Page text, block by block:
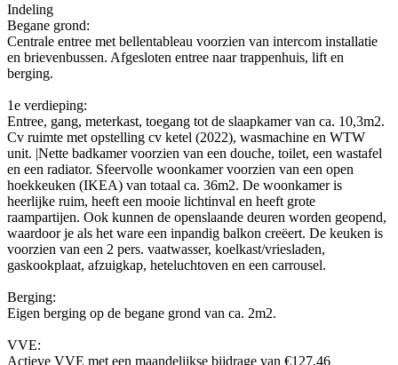
Indeling
Begane grond:
Centrale entree met bellentableau voorzien van intercom installatie
en brievenbussen. Afgesloten entree naar trappenhuis, lift en
berging.
1e verdieping:
Entree, gang, meterkast, toegang tot de slaapkamer van ca. 10,3m2.
Cv ruimte met opstelling cv ketel (2022), wasmachine en WTW
unit. |Nette badkamer voorzien van een douche, toilet, een wastafel
en een radiator. Sfeervolle woonkamer voorzien van een open
hoekkeuken (IKEA) van totaal ca. 36m2. De woonkamer is
heerlijke ruim, heeft een mooie lichtinval en heeft grote
raampartijen. Ook kunnen de openslaande deuren worden geopend,
waardoor je als het ware een inpandig balkon creëert. De keuken is
voorzien van een 2 pers. vaatwasser, koelkast/vriesladen,
gaskookplaat, afzuigkap, heteluchtoven en een carrousel.
Berging:
Eigen berging op de begane grond van ca. 2m2.
VVE:
Actieve VVE met een maandelijkse bijdrage van €127,46